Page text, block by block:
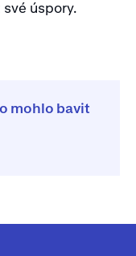
úspory.
mohlo bavit